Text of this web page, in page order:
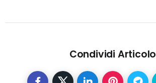
Condividi Articolo